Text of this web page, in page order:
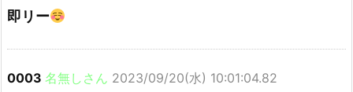
即リー
0003 名無しさん 2023/09/20(水) 10:01:04.82